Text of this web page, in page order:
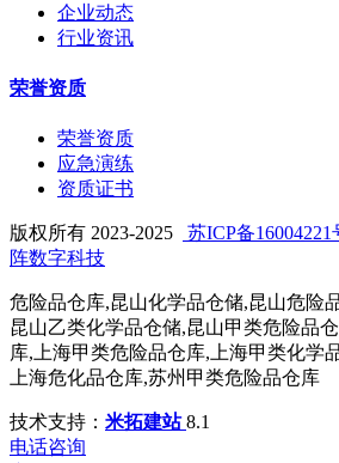
企业动态
行业资讯
荣誉资质
荣誉资质
应急演练
资质证书
版权所有 2023-2025 苏ICP备16004221
阵数字科技
危险品仓库,昆山化学品仓储,昆山危险
昆山乙类化学品仓储,昆山甲类危险品
库,上海甲类危险品仓库,上海甲类化学
上海危化品仓库,苏州甲类危险品仓库
技术支持： 米拓建站8.1
电话咨询